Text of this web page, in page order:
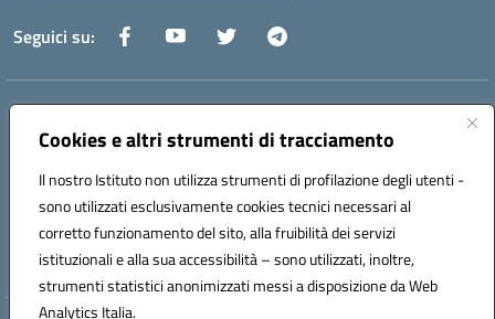
Cookies e altri strumenti di tracciamento
Il nostro Istituto non utilizza strumenti di profilazione degli utenti -
sono utilizzati esclusivamente cookies tecnici necessari al
corretto funzionamento del sito, alla fruibilità dei servizi
istituzionali e alla sua accessibilità – sono utilizzati, inoltre,
strumenti statistici anonimizzati messi a disposizione da Web
Analytics Italia.
Seguici su:
Indirizzo:
Centralino:089 201032 Email:saic88800v@istruzione.it
Codice fiscale: 80028930651
Codice meccanografico:
saic88800v
Codice unico di fatturazione (CUF): UFLEGP